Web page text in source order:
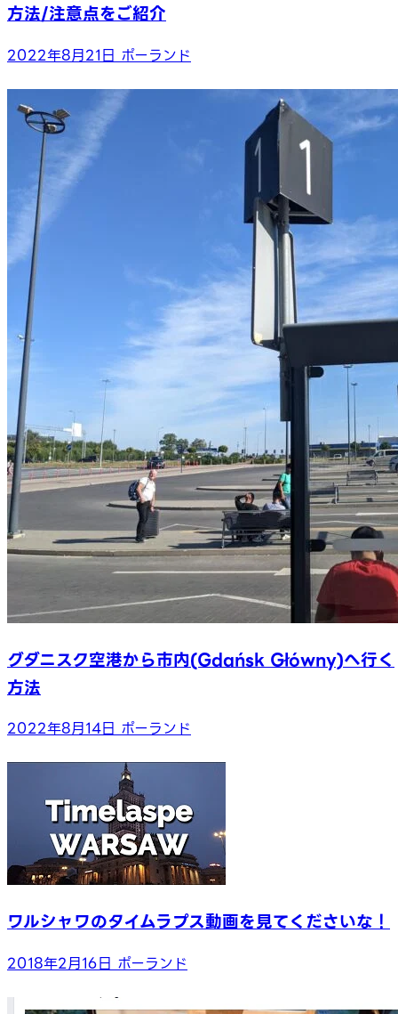
方法/注意点をご紹介
2022年8月21日 ポーランド
グダニスク空港から市内(Gdańsk Główny)へ行く
方法
2022年8月14日 ポーランド
ワルシャワのタイムラプス動画を見てくださいな！
2018年2月16日 ポーランド